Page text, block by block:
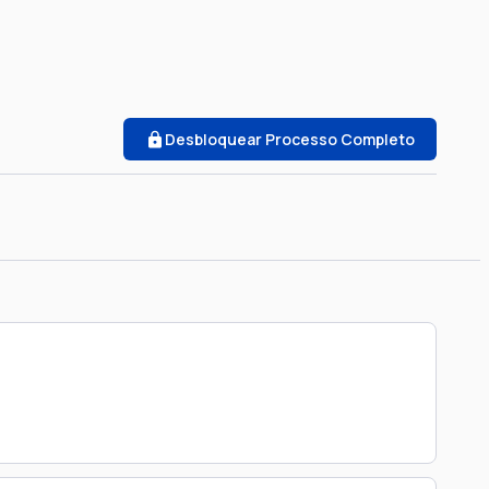
Desbloquear Processo Completo